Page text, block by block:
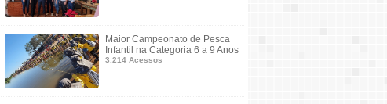
Maior Campeonato de Pesca
Infantil na Categoria 6 a 9 Anos
3.214 Acessos